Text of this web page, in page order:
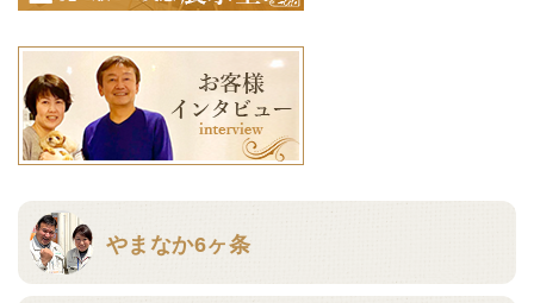
やまなか6ヶ条